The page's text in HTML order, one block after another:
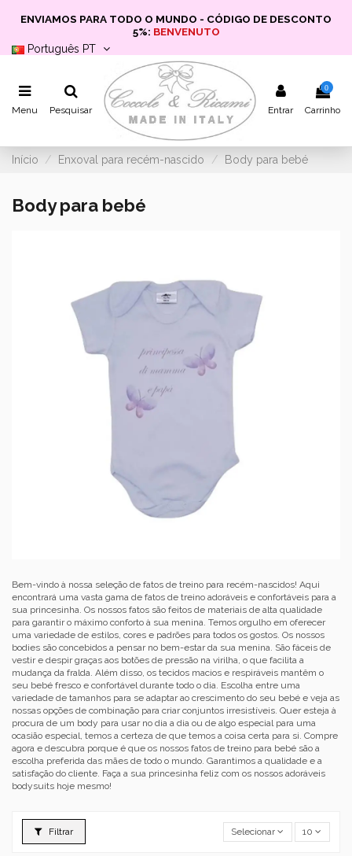
ENVIAMOS PARA TODO O MUNDO - CÓDIGO DE DESCONTO
5%: BENVENUTO
Português PT
Menu Pesquisar Entrar
0
Carrinho
Início Enxoval para recém-nascido Body para bebé
Body para bebé
Bem-vindo à nossa seleção de fatos de treino para recém-nascidos! Aqui
encontrará uma vasta gama de fatos de treino adoráveis e confortáveis para a
sua princesinha. Os nossos fatos são feitos de materiais de alta qualidade
para garantir o máximo conforto à sua menina. Temos orgulho em oferecer
uma variedade de estilos, cores e padrões para todos os gostos. Os nossos
bodies são concebidos a pensar no bem-estar da sua menina. São fáceis de
vestir e despir graças aos botões de pressão na virilha, o que facilita a
mudança da fralda. Além disso, os tecidos macios e respiráveis mantêm o
seu bebé fresco e confortável durante todo o dia. Escolha entre uma
variedade de tamanhos para se adaptar ao crescimento do seu bebé e veja as
nossas opções de combinação para criar conjuntos irresistíveis. Quer esteja à
procura de um body para usar no dia a dia ou de algo especial para uma
ocasião especial, temos a certeza de que temos a coisa certa para si. Compre
agora e descubra porque é que os nossos fatos de treino para bebé são a
escolha preferida das mães de todo o mundo. Garantimos a qualidade e a
satisfação do cliente. Faça a sua princesinha feliz com os nossos adoráveis
bodysuits hoje mesmo!
Filtrar Selecionar 10